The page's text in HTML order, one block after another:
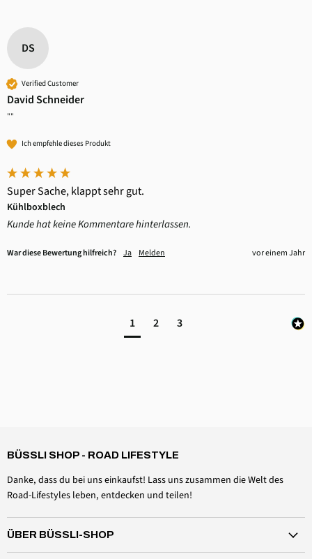
DS
Verified Customer
David Schneider
""
Ich empfehle dieses Produkt
Super Sache, klappt sehr gut.
Kühlboxblech
Kunde hat keine Kommentare hinterlassen.
War diese Bewertung hilfreich? Ja Melden vor einem Jahr
1 2 3
BÜSSLI SHOP - ROAD LIFESTYLE
Danke, dass du bei uns einkaufst! Lass uns zusammen die Welt des
Road-Lifestyles leben, entdecken und teilen!
ÜBER BÜSSLI-SHOP
Zubehör Dachmütze Spannset Windschutzscheibe
Hilfreich ? Ja Teilen
Facebook
Schweiz,
Anonym
Verifizierter Kunde